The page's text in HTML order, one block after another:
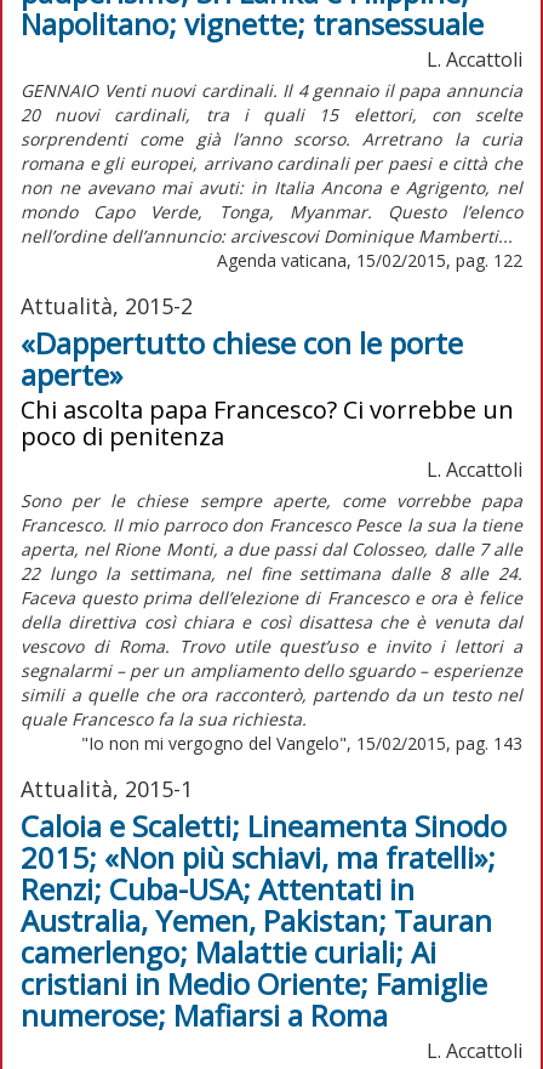
Napolitano; vignette; transessuale
L. Accattoli
GENNAIO Venti nuovi cardinali. Il 4 gennaio il papa annuncia
20 nuovi cardinali, tra i quali 15 elettori, con scelte
sorprendenti come già l’anno scorso. Arretrano la curia
romana e gli europei, arrivano cardinali per paesi e città che
non ne avevano mai avuti: in Italia Ancona e Agrigento, nel
mondo Capo Verde, Tonga, Myanmar. Questo l’elenco
nell’ordine dell’annuncio: arcivescovi Dominique Mamberti...
Agenda vaticana, 15/02/2015, pag. 122
Attualità, 2015-2
«Dappertutto chiese con le porte
aperte»
Chi ascolta papa Francesco? Ci vorrebbe un
poco di penitenza
L. Accattoli
Sono per le chiese sempre aperte, come vorrebbe papa
Francesco. Il mio parroco don Francesco Pesce la sua la tiene
aperta, nel Rione Monti, a due passi dal Colosseo, dalle 7 alle
22 lungo la settimana, nel fine settimana dalle 8 alle 24.
Faceva questo prima dell’elezione di Francesco e ora è felice
della direttiva così chiara e così disattesa che è venuta dal
vescovo di Roma. Trovo utile quest’uso e invito i lettori a
segnalarmi – per un ampliamento dello sguardo – esperienze
simili a quelle che ora racconterò, partendo da un testo nel
quale Francesco fa la sua richiesta.
"Io non mi vergogno del Vangelo", 15/02/2015, pag. 143
Attualità, 2015-1
Caloia e Scaletti; Lineamenta Sinodo
2015; «Non più schiavi, ma fratelli»;
Renzi; Cuba-USA; Attentati in
Australia, Yemen, Pakistan; Tauran
camerlengo; Malattie curiali; Ai
cristiani in Medio Oriente; Famiglie
numerose; Mafiarsi a Roma
L. Accattoli